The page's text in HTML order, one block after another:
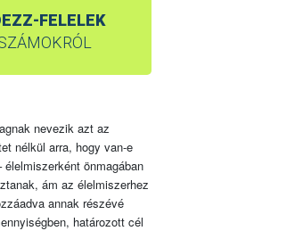
FELELEK
nevezik azt az
nélkül arra, hogy van-e
önmagában
ám az élelmiszerhez
annak részévé
határozott cél